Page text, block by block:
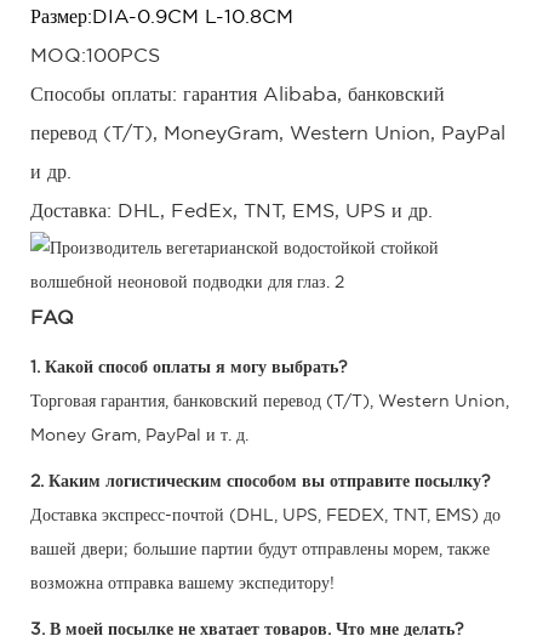
Размер:DIA-0.9CM L-10.8CM
MOQ:100PCS
Способы оплаты: гарантия Alibaba, банковский
перевод (T/T), MoneyGram, Western Union, PayPal
и др.
Доставка: DHL, FedEx, TNT, EMS, UPS и др.
FAQ
1. Какой способ оплаты я могу выбрать?
Торговая гарантия, банковский перевод (T/T), Western Union,
Money Gram, PayPal и т. д.
2. Каким логистическим способом вы отправите посылку?
Доставка экспресс-почтой (DHL, UPS, FEDEX, TNT, EMS) до
вашей двери; большие партии будут отправлены морем, также
возможна отправка вашему экспедитору!
3. В моей посылке не хватает товаров. Что мне делать?